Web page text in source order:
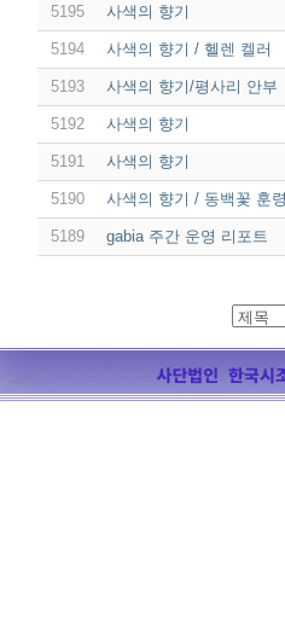
5195 사색의 향기
5194 사색의 향기 / 헬렌 켈러
5193 사색의 향기/평사리 안부
5192 사색의 향기
5191 사색의 향기
5190 사색의 향기 / 동백꽃 훈
5189 gabia 주간 운영 리포트